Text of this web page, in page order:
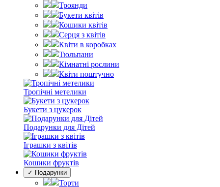
Троянди
Букети квітів
Кошики квітів
Серця з квітів
Квіти в коробках
Тюльпани
Кімнатні рослини
Квіти поштучно
Тропічні метелики
Букети з цукерок
Подарунки для Дітей
Іграшки з квітів
Кошики фруктів
✓ Подарунки
Торти